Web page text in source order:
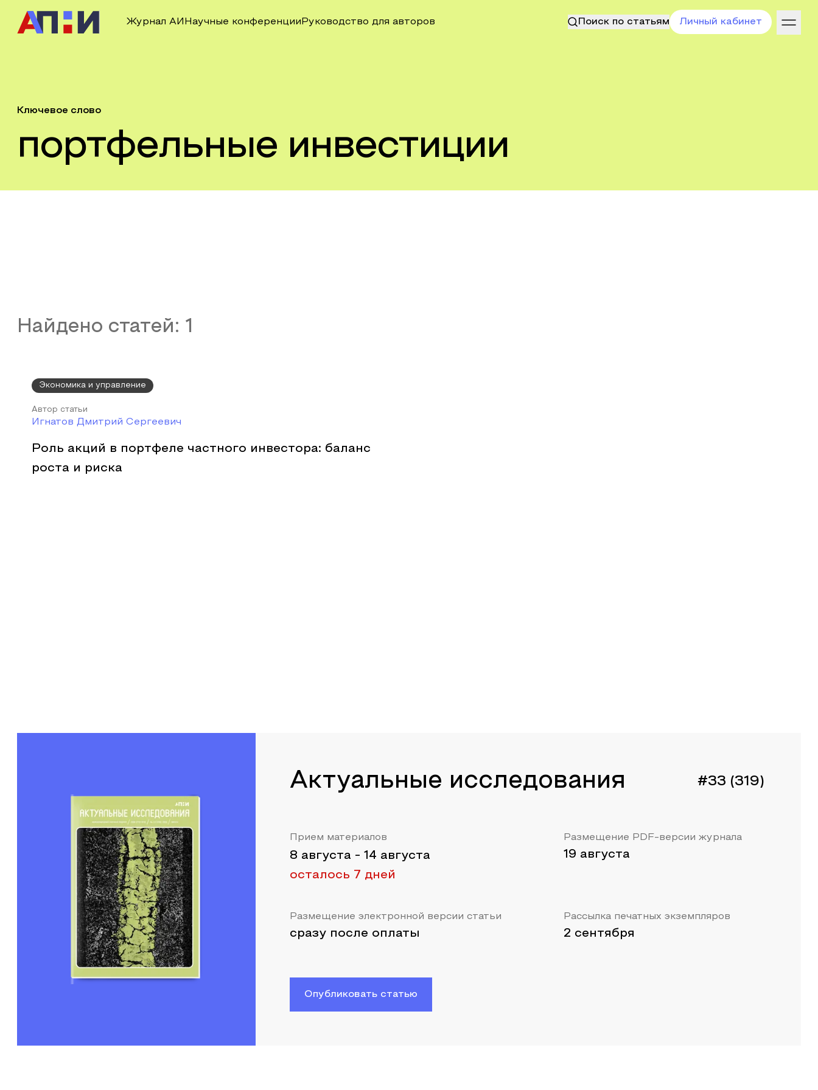
Журнал АИ Научные конференции Руководство для авторов Поиск по статьям Личный кабинет
Ключевое слово
портфельные инвестиции
Найдено статей: 1
Экономика и управление
Автор статьи
Игнатов Дмитрий Сергеевич
Роль акций в портфеле частного инвестора: баланс
роста и риска
Актуальные исследования #33 (319)
Прием материалов
8 августа - 14 августа
осталось 7 дней
Размещение PDF-версии журнала
19 августа
Размещение электронной версии статьи
сразу после оплаты
Рассылка печатных экземпляров
2 сентября
Опубликовать статью